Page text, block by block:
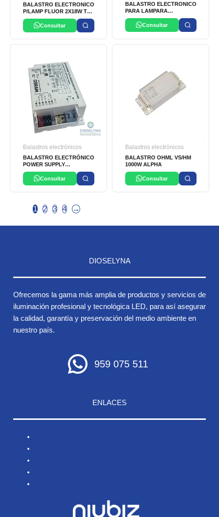
BALASTRO ELECTRONICO
P/LAMP FLUOR 2X18W TL-
D 220-240V 50/60Hz EB-C
PHILIPSConsultar
BALASTRO ELECTRONICO
PARA LAMPARA
FLUORESCENTE 1-2X 14-
28W TL-5 220-240V 50/60HZ
EB-CI PHILIPS
Consultar
Balastros electrónicos
BALASTRO ELECTRÓNICO
POWER SUPPLY
OPTOTRONIC OTE- 50/220-
240/700MA LED OSRAM
Consultar
Balastros electrónicos
BALASTRO OHML VS/HM
1000W ALPHA
Consultar
1 2 3 4 →
DIOSELYNA
Ofrecemos la gama más amplia de productos y servicios de
iluminación profesional y tecnológica LED, para así asegurar
la calidad, garantía y preservación del medio ambiente en
nuestro país.
959 075 511
ENLACES